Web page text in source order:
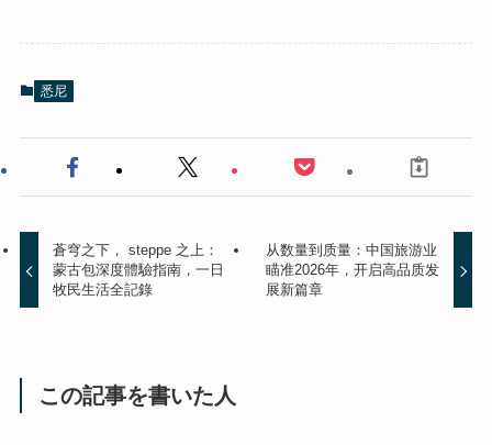
悉尼
蒼穹之下， steppe 之上：
蒙古包深度體驗指南，一日
牧民生活全記錄
从数量到质量：中国旅游业
瞄准2026年，开启高品质发
展新篇章
この記事を書いた人